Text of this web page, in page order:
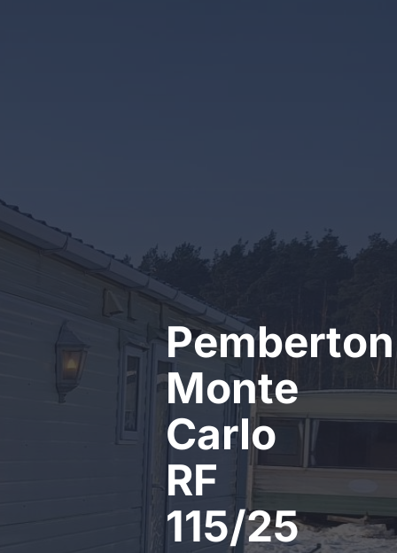
Pemberton
Monte
Carlo
RF
115/25